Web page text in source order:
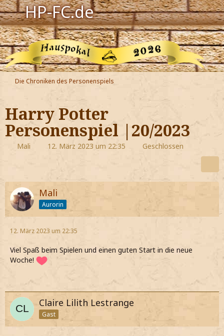
HP-FC.de
Navigation
Harry Potter
Der HP-FC
Hogwarts
Zauberwelt
Willkommen
Jetzt Fanclub-Mitglied werden!
Die Chroniken des Personenspiels
Harry Potter
Personenspiel |20/2023
Mali 12. März 2023 um 22:35 Geschlossen
Mali
Aurorin
12. März 2023 um 22:35
Viel Spaß beim Spielen und einen guten Start in die neue
Woche!
Claire Lilith Lestrange
Gast